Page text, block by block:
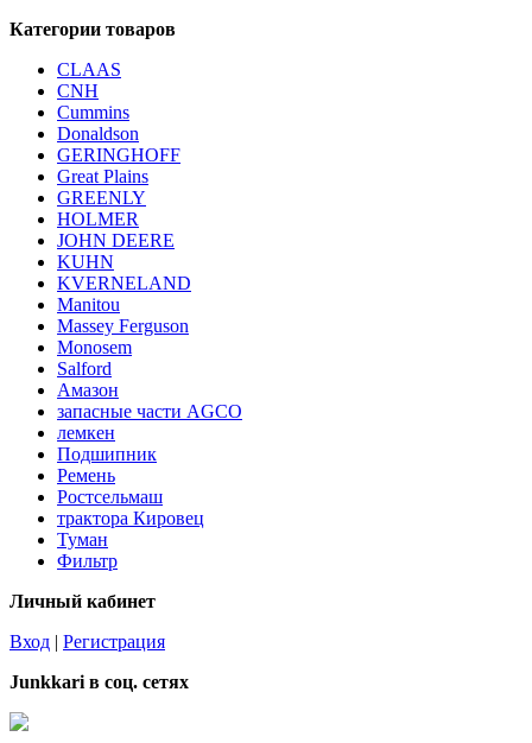
Категории товаров
CLAAS
CNH
Cummins
Donaldson
GERINGHOFF
Great Plains
GREENLY
HOLMER
JOHN DEERE
KUHN
KVERNELAND
Manitou
Massey Ferguson
Monosem
Salford
Амазон
запасные части AGCO
лемкен
Подшипник
Ремень
Ростсельмаш
трактора Кировец
Туман
Фильтр
Личный кабинет
Вход | Регистрация
Junkkari в соц. сетях